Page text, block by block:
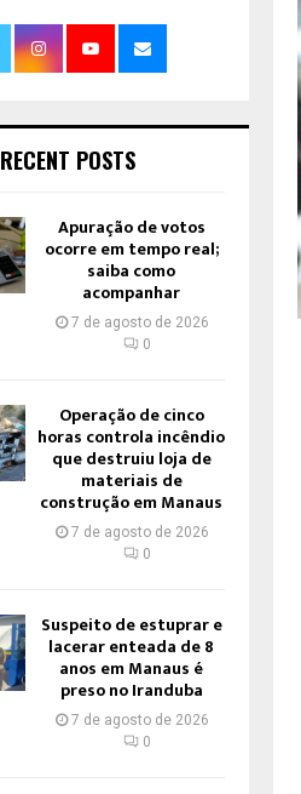
RECENT POSTS
Apuração de votos
ocorre em tempo real;
saiba como
acompanhar
7 de agosto de 2026
0
Operação de cinco
horas controla incêndio
que destruiu loja de
materiais de
construção em Manaus
7 de agosto de 2026
0
Suspeito de estuprar e
lacerar enteada de 8
anos em Manaus é
preso no Iranduba
7 de agosto de 2026
0